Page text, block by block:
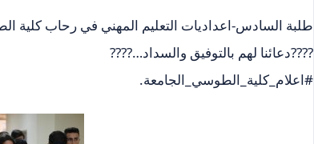
طلبة السادس-اعداديات التعليم المهني في رحاب كلية
????دعائنا لهم بالتوفيق والسداد…????
#اعلام_كلية_الطوسي_الجامعة.